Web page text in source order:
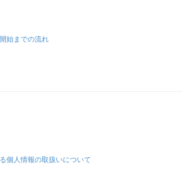
始までの流れ
個人情報の取扱いについて